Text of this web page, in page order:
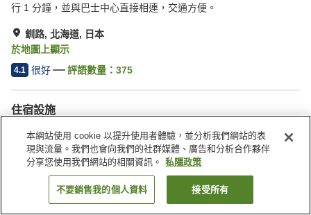
行 1 分鐘，並與巴士中心直接相連，交通方便。
釧路, 北海道, 日本
於地圖上顯示
4.1 很好 評語數量： 375
住宿設施
停車場
水療/美容院
自動販賣機
收費洗衣房
找客房
本網站使用 cookie 以提升使用者體驗，並分析我們網站的表
現與流量。我們也會向我們的社群媒體、廣告和分析合作夥伴
分享您使用我們網站的相關資訊。
私隱政策
不要銷售我的個人資料 接受所有